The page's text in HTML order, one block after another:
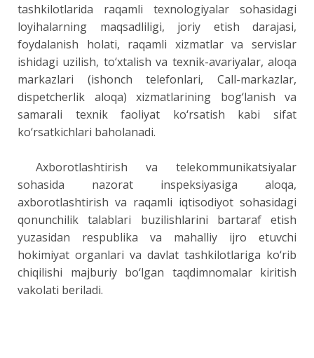
tashkilotlarida raqamli texnologiyalar sohasidagi
loyihalarning maqsadliligi, joriy etish darajasi,
foydalanish holati, raqamli xizmatlar va servislar
ishidagi uzilish, to‘xtalish va texnik-avariyalar, aloqa
markazlari (ishonch telefonlari, Call-markazlar,
dispetcherlik aloqa) xizmatlarining bog‘lanish va
samarali texnik faoliyat ko‘rsatish kabi sifat
ko‘rsatkichlari baholanadi.
Axborotlashtirish va telekommunikatsiyalar
sohasida nazorat inspeksiyasiga aloqa,
axborotlashtirish va raqamli iqtisodiyot sohasidagi
qonunchilik talablari buzilishlarini bartaraf etish
yuzasidan respublika va mahalliy ijro etuvchi
hokimiyat organlari va davlat tashkilotlariga ko‘rib
chiqilishi majburiy bo‘lgan taqdimnomalar kiritish
vakolati beriladi.